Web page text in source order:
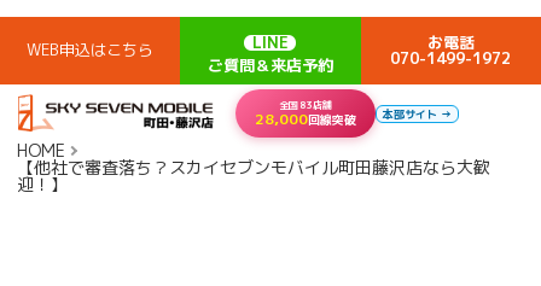
WEB申込はこちら
LINE
ご質問＆来店予約
お電話
070-1499-1972
全国83店舗
28,000回線突破 本部サイト →
HOME
【他社で審査落ち？スカイセブンモバイル町田藤沢店なら大歓
迎！】